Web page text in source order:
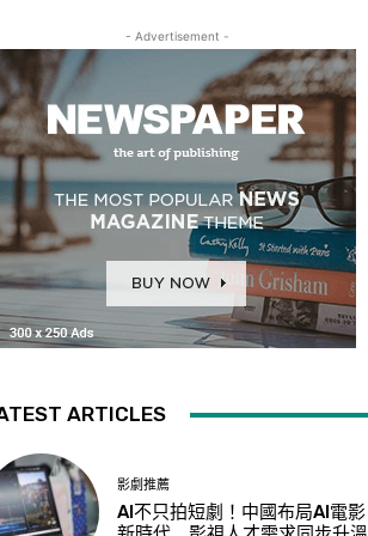
- Advertisement -
ARTICLES
影劇推薦
AI不只拍短劇！中國布局AI電影